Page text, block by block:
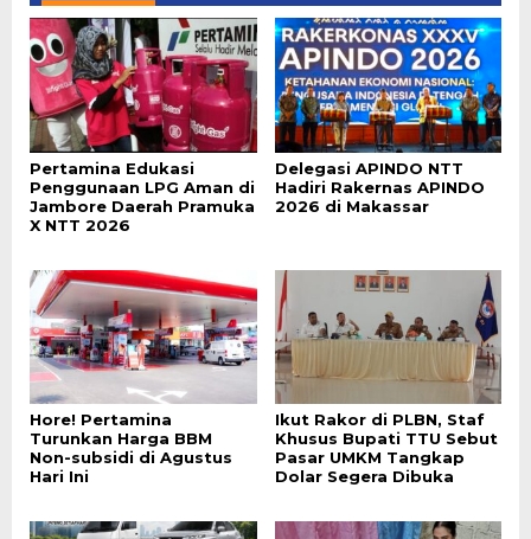
Pertamina Edukasi
Penggunaan LPG Aman di
Jambore Daerah Pramuka
X NTT 2026
Delegasi APINDO NTT
Hadiri Rakernas APINDO
2026 di Makassar
Hore! Pertamina
Turunkan Harga BBM
Non-subsidi di Agustus
Hari Ini
Ikut Rakor di PLBN, Staf
Khusus Bupati TTU Sebut
Pasar UMKM Tangkap
Dolar Segera Dibuka